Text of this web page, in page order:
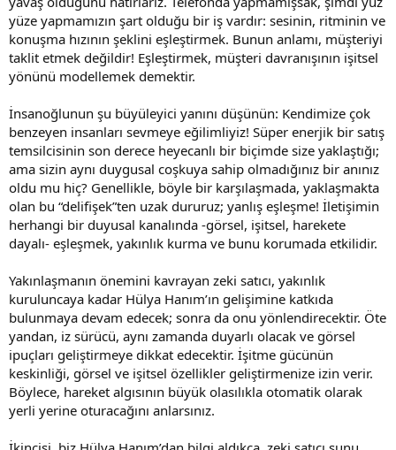
yüze yapmamızın şart olduğu bir iş vardır: sesinin, ritminin ve
konuşma hızının şeklini eşleştirmek. Bunun anlamı, müşteriyi
taklit etmek değildir! Eşleştirmek, müşteri davranışının işitsel
yönünü modellemek demektir.
İnsanoğlunun şu büyüleyici yanını düşünün: Kendimize çok
benzeyen insanları sevmeye eğilimliyiz! Süper enerjik bir satış
temsilcisinin son derece heyecanlı bir biçimde size yaklaştığı;
ama sizin aynı duygusal coşkuya sahip olmadığınız bir anınız
oldu mu hiç? Genellikle, böyle bir karşılaşmada, yaklaşmakta
olan bu “delifişek”ten uzak dururuz; yanlış eşleşme! İletişimin
herhangi bir duyusal kanalında -görsel, işitsel, harekete
dayalı- eşleşmek, yakınlık kurma ve bunu korumada etkilidir.
Yakınlaşmanın önemini kavrayan zeki satıcı, yakınlık
kuruluncaya kadar Hülya Hanım’ın gelişimine katkıda
bulunmaya devam edecek; sonra da onu yönlendirecektir. Öte
yandan, iz sürücü, aynı zamanda duyarlı olacak ve görsel
ipuçları geliştirmeye dikkat edecektir. İşitme gücünün
keskinliği, görsel ve işitsel özellikler geliştirmenize izin verir.
Böylece, hareket algısının büyük olasılıkla otomatik olarak
yerli yerine oturacağını anlarsınız.